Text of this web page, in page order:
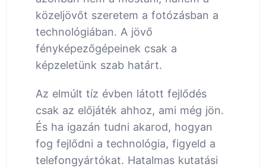
közeljövőt szeretem a fotózásban a
technológiában. A jövő
fényképezőgépeinek csak a
képzeletünk szab határt.
Az elmúlt tíz évben látott fejlődés
csak az előjáték ahhoz, ami még jön.
És ha igazán tudni akarod, hogyan
fog fejlődni a technológia, figyeld a
telefongyártókat. Hatalmas kutatási